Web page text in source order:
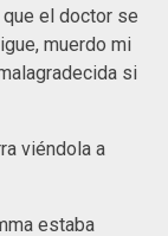
el doctor se
muerdo mi
si
viéndola a
estaba